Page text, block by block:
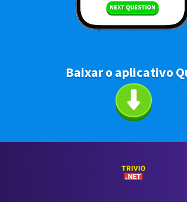
Baixar o aplicativo